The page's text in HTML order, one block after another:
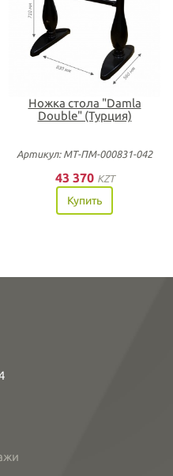
Ножка стола "Damla
Double" (Турция)
Артикул: МТ-ПМ-000831-042
43 370 KZT
Купить